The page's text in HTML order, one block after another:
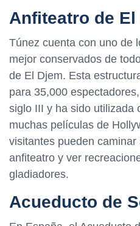
Anfiteatro de El
Túnez cuenta con uno de
mejor conservados de
de El Djem. Esta
para 35,000
siglo III y ha sido utilizada
muchas películas de
visitantes pueden caminar
anfiteatro y ver
gladiadores.
Acueducto de